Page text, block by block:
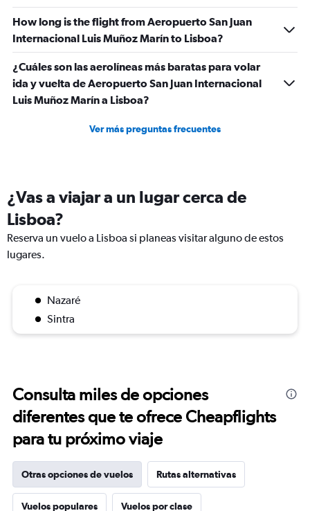
How long is the flight from Aeropuerto San Juan
Internacional Luis Muñoz Marín to Lisboa?
¿Cuáles son las aerolíneas más baratas para volar
ida y vuelta de Aeropuerto San Juan Internacional
Luis Muñoz Marín a Lisboa?
Ver más preguntas frecuentes
¿Vas a viajar a un lugar cerca de
Lisboa?
Reserva un vuelo a Lisboa si planeas visitar alguno de estos
lugares.
Nazaré
Sintra
Consulta miles de opciones
diferentes que te ofrece Cheapflights
para tu próximo viaje
Otras opciones de vuelos Rutas alternativas
Vuelos populares Vuelos por clase